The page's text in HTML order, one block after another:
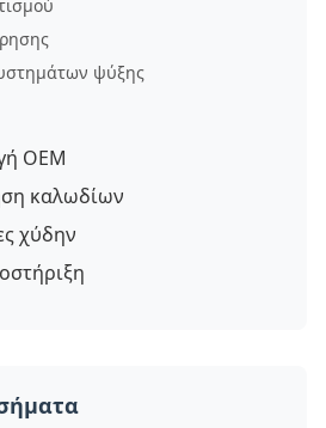
ψύξης
OEM
καλωδίων
χύδην